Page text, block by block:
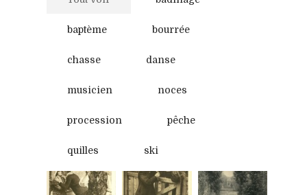
baptème bourrée
chasse danse
musicien noces
procession pêche
quilles ski